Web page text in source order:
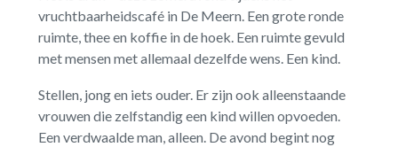
vruchtbaarheidscafé in De Meern. Een grote ronde
ruimte, thee en koffie in de hoek. Een ruimte gevuld
met mensen met allemaal dezelfde wens. Een kind.
Stellen, jong en iets ouder. Er zijn ook alleenstaande
vrouwen die zelfstandig een kind willen opvoeden.
Een verdwaalde man, alleen. De avond begint nog